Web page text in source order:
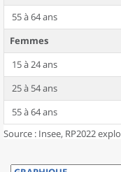
55 à 64 ans
Femmes
15 à 24 ans
25 à 54 ans
55 à 64 ans
Source : Insee, RP2022